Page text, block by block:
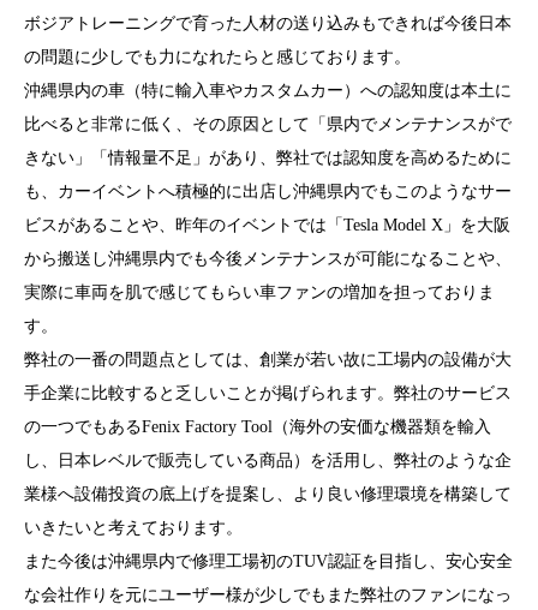
ボジアトレーニングで育った人材の送り込みもできれば今後日本
の問題に少しでも力になれたらと感じております。
沖縄県内の車（特に輸入車やカスタムカー）への認知度は本土に
比べると非常に低く、その原因として「県内でメンテナンスがで
きない」「情報量不足」があり、弊社では認知度を高めるために
も、カーイベントへ積極的に出店し沖縄県内でもこのようなサー
ビスがあることや、昨年のイベントでは「Tesla Model X」を大阪
から搬送し沖縄県内でも今後メンテナンスが可能になることや、
実際に車両を肌で感じてもらい車ファンの増加を担っておりま
す。
弊社の一番の問題点としては、創業が若い故に工場内の設備が大
手企業に比較すると乏しいことが掲げられます。弊社のサービス
の一つでもあるFenix Factory Tool（海外の安価な機器類を輸入
し、日本レベルで販売している商品）を活用し、弊社のような企
業様へ設備投資の底上げを提案し、より良い修理環境を構築して
いきたいと考えております。
また今後は沖縄県内で修理工場初のTUV認証を目指し、安心安全
な会社作りを元にユーザー様が少しでもまた弊社のファンになっ